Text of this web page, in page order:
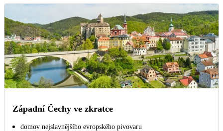
Západní Čechy ve zkratce
domov nejslavnějšího evropského pivovaru